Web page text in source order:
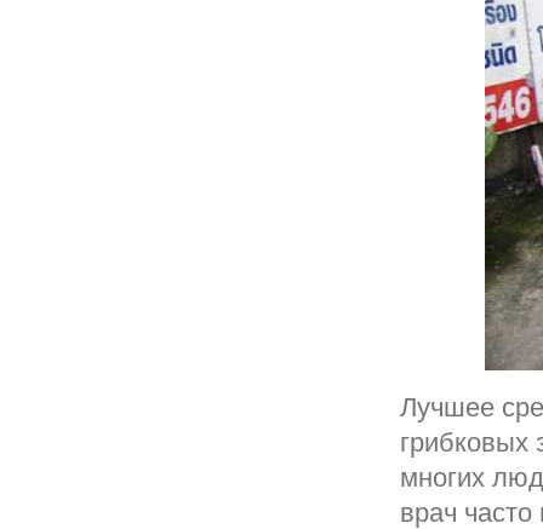
Лучшее
грибковых
многих
врач